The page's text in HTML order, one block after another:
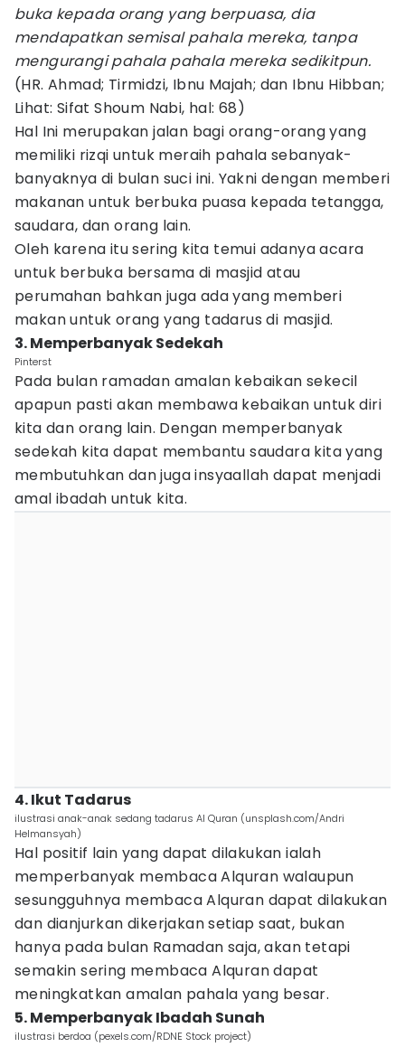
buka kepada orang yang berpuasa, dia
mendapatkan semisal pahala mereka, tanpa
mengurangi pahala pahala mereka sedikitpun.
(HR. Ahmad; Tirmidzi, Ibnu Majah; dan Ibnu Hibban;
Lihat: Sifat Shoum Nabi, hal: 68)
Hal Ini merupakan jalan bagi orang-orang yang
memiliki rizqi untuk meraih pahala sebanyak-
banyaknya di bulan suci ini. Yakni dengan memberi
makanan untuk berbuka puasa kepada tetangga,
saudara, dan orang lain.
Oleh karena itu sering kita temui adanya acara
untuk berbuka bersama di masjid atau
perumahan bahkan juga ada yang memberi
makan untuk orang yang tadarus di masjid.
3. Memperbanyak Sedekah
Pinterst
Pada bulan ramadan amalan kebaikan sekecil
apapun pasti akan membawa kebaikan untuk diri
kita dan orang lain. Dengan memperbanyak
sedekah kita dapat membantu saudara kita yang
membutuhkan dan juga insyaallah dapat menjadi
amal ibadah untuk kita.
4. Ikut Tadarus
ilustrasi anak-anak sedang tadarus Al Quran (unsplash.com/Andri
Helmansyah)
Hal positif lain yang dapat dilakukan ialah
memperbanyak membaca Alquran walaupun
sesungguhnya membaca Alquran dapat dilakukan
dan dianjurkan dikerjakan setiap saat, bukan
hanya pada bulan Ramadan saja, akan tetapi
semakin sering membaca Alquran dapat
meningkatkan amalan pahala yang besar.
5. Memperbanyak Ibadah Sunah
ilustrasi berdoa (pexels.com/RDNE Stock project)